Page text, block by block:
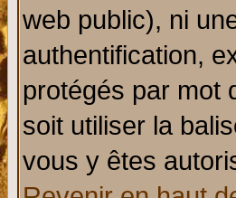
web public), ni
authentification,
protégés par mot
soit utiliser la
vous y êtes